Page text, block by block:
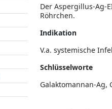
Der Aspergillus-Ag-
Röhrchen.
Indikation
V.a. systemische
Schlüsselworte
Galaktomannan-Ag,